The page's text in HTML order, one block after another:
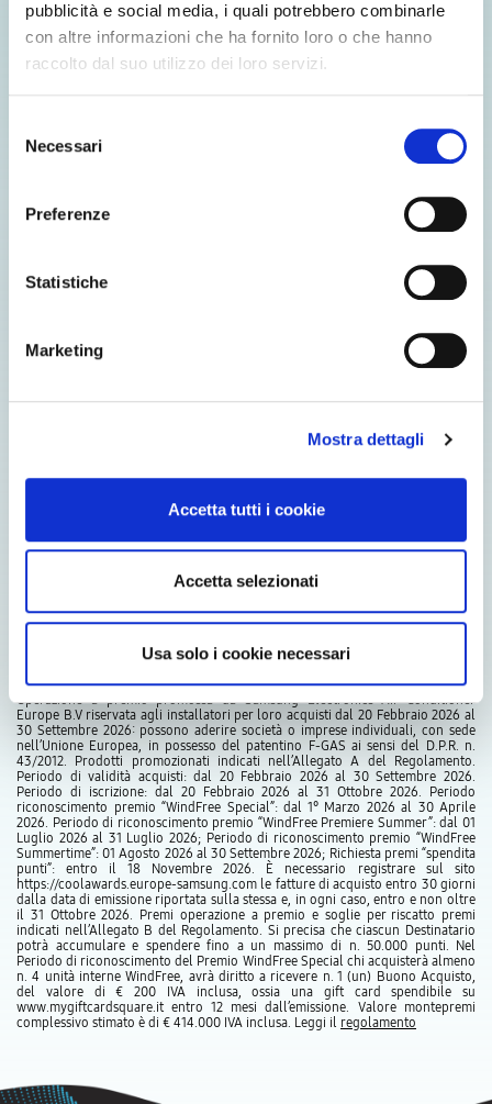
pubblicità e social media, i quali potrebbero combinarle
con altre informazioni che ha fornito loro o che hanno
raccolto dal suo utilizzo dei loro servizi.
delNecessari
Preferenze
Statistiche
Marketing
Mostra dettagli
Accetta tutti i cookie
Accetta selezionati
Usa solo i cookie necessari
Oppure compila il form
Operazione a premio promossa da Samsung Electronics Air Conditioner
Europe B.V riservata agli installatori per loro acquisti dal 20 Febbraio 2026 al
30 Settembre 2026: possono aderire società o imprese individuali, con sede
nell’Unione Europea, in possesso del patentino F-GAS ai sensi del D.P.R. n.
43/2012. Prodotti promozionati indicati nell’Allegato A del Regolamento.
Periodo di validità acquisti: dal 20 Febbraio 2026 al 30 Settembre 2026.
Periodo di iscrizione: dal 20 Febbraio 2026 al 31 Ottobre 2026. Periodo
riconoscimento premio “WindFree Special”: dal 1° Marzo 2026 al 30 Aprile
2026. Periodo di riconoscimento premio “WindFree Premiere Summer”: dal 01
Luglio 2026 al 31 Luglio 2026; Periodo di riconoscimento premio “WindFree
Summertime”: 01 Agosto 2026 al 30 Settembre 2026; Richiesta premi “spendita
punti”: entro il 18 Novembre 2026. È necessario registrare sul sito
https://coolawards.europe-samsung.com le fatture di acquisto entro 30 giorni
dalla data di emissione riportata sulla stessa e, in ogni caso, entro e non oltre
il 31 Ottobre 2026. Premi operazione a premio e soglie per riscatto premi
indicati nell’Allegato B del Regolamento. Si precisa che ciascun Destinatario
potrà accumulare e spendere fino a un massimo di n. 50.000 punti. Nel
Periodo di riconoscimento del Premio WindFree Special chi acquisterà almeno
n. 4 unità interne WindFree, avrà diritto a ricevere n. 1 (un) Buono Acquisto,
del valore di € 200 IVA inclusa, ossia una gift card spendibile su
www.mygiftcardsquare.it entro 12 mesi dall’emissione. Valore montepremi
complessivo stimato è di € 414.000 IVA inclusa. Leggi il regolamento